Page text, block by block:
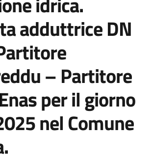
adduttrice DN
– Partitore
per il giorno
nel Comune